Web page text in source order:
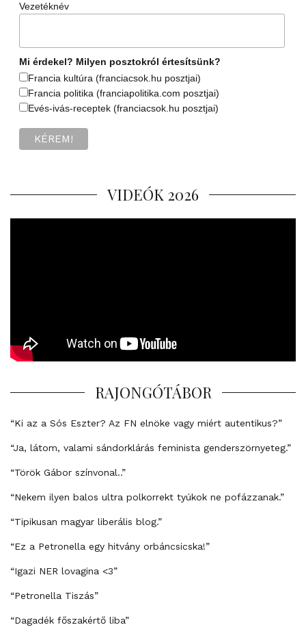
Vezetéknév
Mi érdekel? Milyen posztokról értesítsünk?
Francia kultúra (franciacsok.hu posztjai)
Francia politika (franciapolitika.com posztjai)
Evés-ivás-receptek (franciacsok.hu posztjai)
VIDEÓK 2026
RAJONGÓTÁBOR
“Ki az a Sós Eszter? Az FN elnöke vagy miért autentikus?”
“Ja, látom, valami sándorklárás feminista genderszörnyeteg.”
“Török Gábor színvonal..”
“Nekem ilyen balos ultra polkorrekt tyúkok ne pofázzanak.”
“Tipikusan magyar liberális blog.”
“Ez a Petronella egy hitvány orbáncsicska!”
“Igazi NER lovagina <3”
“Petronella Tiszás”
“Dagadék főszakértő liba”